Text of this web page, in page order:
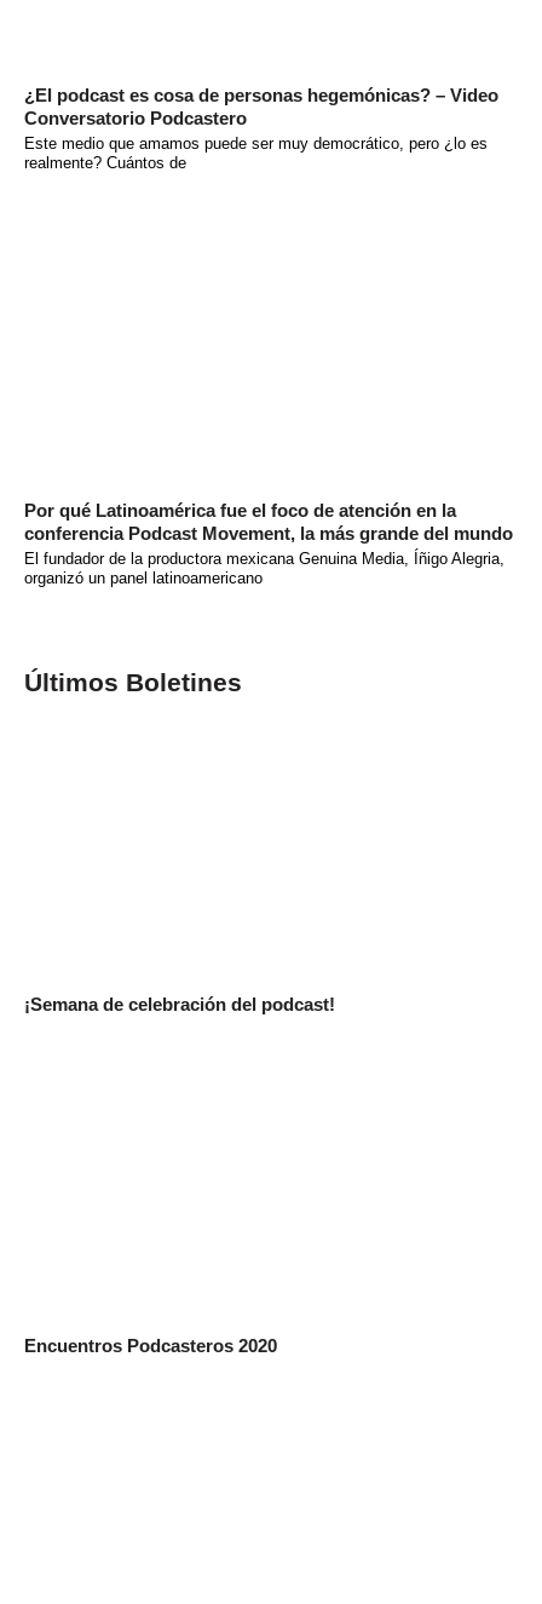
¿El podcast es cosa de personas hegemónicas? – Video
Conversatorio Podcastero
Este medio que amamos puede ser muy democrático, pero ¿lo es
realmente? Cuántos de
Por qué Latinoamérica fue el foco de atención en la
conferencia Podcast Movement, la más grande del mundo
El fundador de la productora mexicana Genuina Media, Íñigo Alegria,
organizó un panel latinoamericano
Últimos Boletines
¡Semana de celebración del podcast!
Encuentros Podcasteros 2020